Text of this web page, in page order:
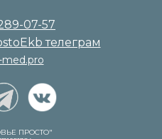
ПРОСТО"
07-57
телеграм